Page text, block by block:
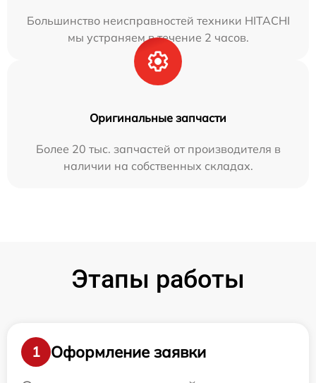
Большинство неисправностей техники HITACHI
мы устраняем в течение 2 часов.
Оригинальные запчасти
Более 20 тыс. запчастей от производителя в
наличии на собственных складах.
Этапы работы
1
Оформление заявки